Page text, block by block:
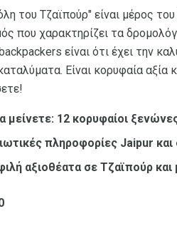
του Τζαϊπούρ" είναι μέρος
που χαρακτηρίζει τα
είναι ότι έχει την
Είναι κορυφαία αξία
μείνετε: 12 κορυφαίοι
πληροφορίες Jaipur
αξιοθέατα σε Τζαϊπούρ και